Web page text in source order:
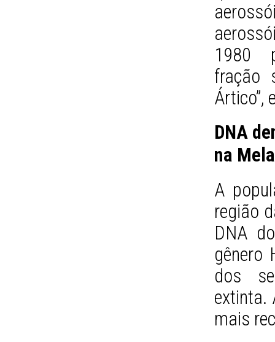
1980
fração
Ártico”,
DNA
na
A
região
DNA
gênero
dos
extinta.
mais